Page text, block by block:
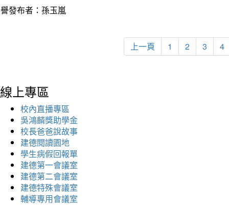
發布者：孫玉嵐
上一頁 1 2 3 4
線上專區
校內直播專區
吳鴻麟獎助學金
校長爸爸說故事
建德閱讀園地
學生病假回報單
建德第一會議室
建德第二會議室
建德特殊會議室
輔導專用會議室